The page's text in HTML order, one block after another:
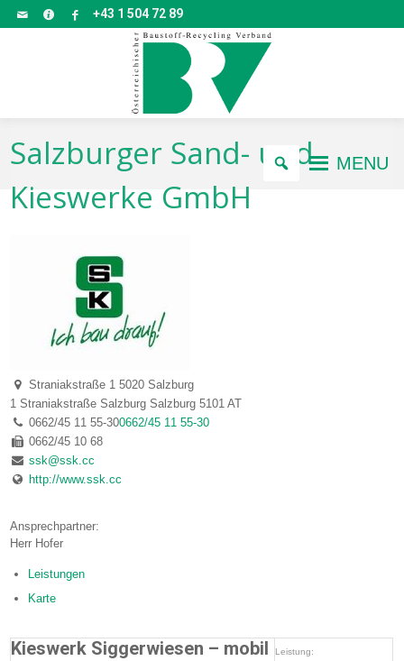
+43 1 504 72 89
MENU
Salzburger Sand- und
Kieswerke GmbH
Straniakstraße 1 5020 Salzburg
1 Straniakstraße Salzburg Salzburg 5101 AT
0662/45 11 55-300662/45 11 55-30
0662/45 10 68
ssk@ssk.cc
http://www.ssk.cc
Ansprechpartner:
Herr Hofer
Leistungen
Karte
Kieswerk Siggerwiesen – mobil Leistung: